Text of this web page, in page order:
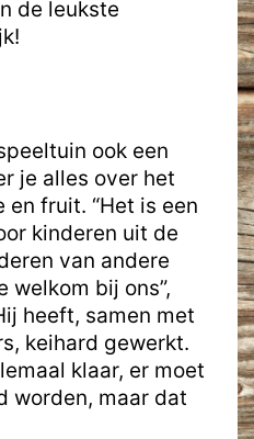
de leukste
ook een
je alles over het
en fruit. “Het is een
kinderen uit de
van andere
welkom bij ons”,
heeft, samen met
keihard gewerkt.
klaar, er moet
worden, maar dat